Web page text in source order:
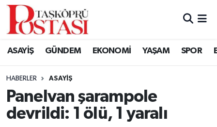
ASAYİŞ GÜNDEM EKONOMİ YAŞAM SPOR
HABERLER ASAYIŞ
Panelvan şarampole
devrildi: 1 ölü, 1 yaralı
Kastamonu Vefat Edenler
Araç Haberleri